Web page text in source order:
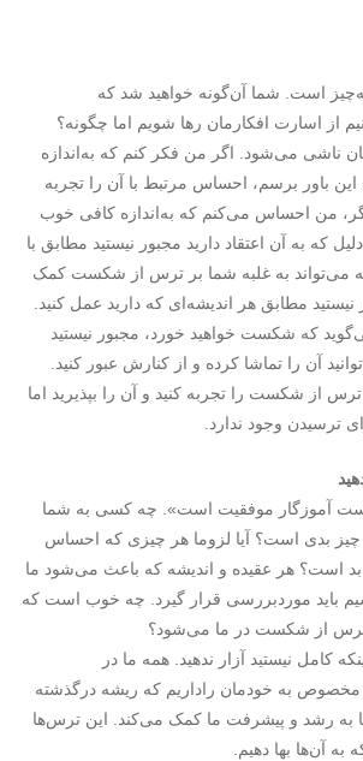
است. شما آن‌گونه خواهید شد که
از اسارت افکارمان رها شویم اما چگونه؟
ناشی می‌شود. اگر من فکر کنم که به‌اندازه
باور برسم، احساس مرتبط با آن را تجربه
من احساس می‌کنم که به‌اندازه کافی خوب
که به آن اعتقاد دارید مجبور نیستید مطابق با
می‌تواند به غلبه شما بر ترس از شکست کمک
نیستید مطابق هر اندیشه‌ای که دارید عمل کنید.
که شکست خواهید خورد،‌ مجبور نیستید
آن را تماشا کرده و از کنارش عبور کنید.
از شکست را تجربه کنید و آن را بپذیرید اما
ترسیدن وجود ندارد.
آموزگار موفقیت است». چه کسی به شما
بدی است؟ آیا لزوما هر چیزی که احساس
بد است؟ هر عقیده و اندیشه که باعث می‌شود ما
باید موردبررسی قرار گیرد. چه خوب است که
ترس از شکست در ما می‌شود؟
کامل نیستید آزار ندهید. همه ما در
مخصوص به خودمان راداریم که ریشه درگذشته
به رشد و پیشرفت ما کمک می‌کند. این ترس‌ها
آن‌ها بها دهیم.